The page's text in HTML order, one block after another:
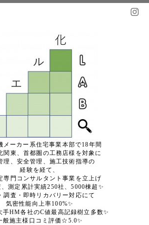
メーカー系住宅事業本部で18年間
関東、首都圏の工務店様を対象に
理、安全管理、施工技術指導の
経験を経て、
専門コンサルタント事業を立上げ
測定累計実績250社、5000棟超✨
調査・即時リカバリー対応にて
気密性能向上率100%✨
手HM各社のC値最高記録樹立多数✨
般施主様口コミ評価☆5.0✨